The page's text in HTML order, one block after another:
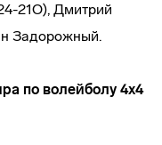
21О), Дмитрий
Задорожный.
по волейболу 4х4